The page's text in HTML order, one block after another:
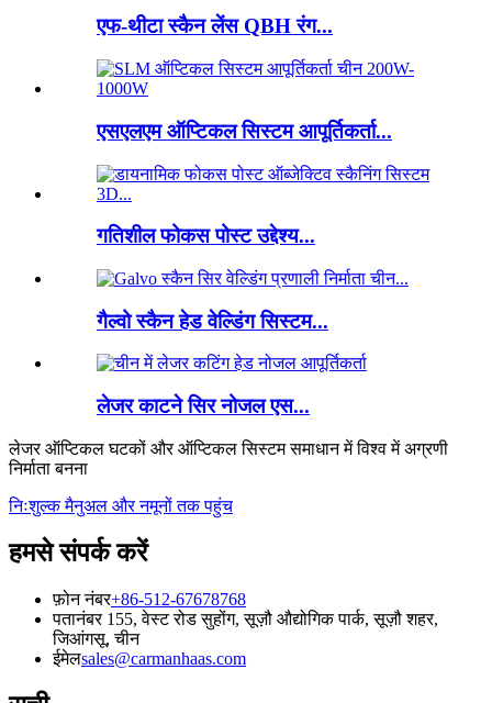
एफ-थीटा स्कैन लेंस QBH रंग...
एसएलएम ऑप्टिकल सिस्टम आपूर्तिकर्ता...
गतिशील फोकस पोस्ट उद्देश्य...
गैल्वो स्कैन हेड वेल्डिंग सिस्टम...
लेजर काटने सिर नोजल एस...
लेजर ऑप्टिकल घटकों और ऑप्टिकल सिस्टम समाधान में विश्व में अग्रणी
निर्माता बनना
निःशुल्क मैनुअल और नमूनों तक पहुंच
हमसे संपर्क करें
फ़ोन नंबर+86-512-67678768
पतानंबर 155, वेस्ट रोड सुहोंग, सूज़ौ औद्योगिक पार्क, सूज़ौ शहर,
जिआंगसू, चीन
ईमेलsales@carmanhaas.com